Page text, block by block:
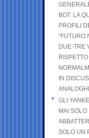
BOT. LA
PROFILI
“FUTURO
DUE-TRE
IN
GLI
MAI
SOLO UN